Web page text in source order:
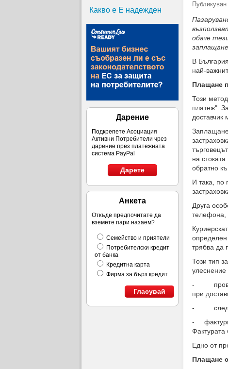
Какво е Е надежден
Дарение
Подкрепете Асоциация
Активни Потребители чрез
дарение през платежната
система PayPal
Дарете
Анкета
Откъде предпочитате да
вземете пари назаем?
Семейство и приятели
Потребителски кредит
от банка
Кредитна карта
Фирма за бърз кредит
Гласувай
обаче
В
най-
Плащане
Този
платеж".
доставчик
на
обратно
И така, по
Друга
телефона,
определен
трябва да
Този тип
улеснение
-
при
- следене
-
Фактурата
Едно от
Плащане